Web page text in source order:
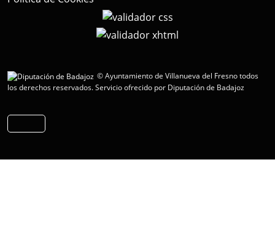
© Ayuntamiento de Villanueva del Fresno todos
los derechos reservados.Servicio ofrecido por Diputación de Badajoz